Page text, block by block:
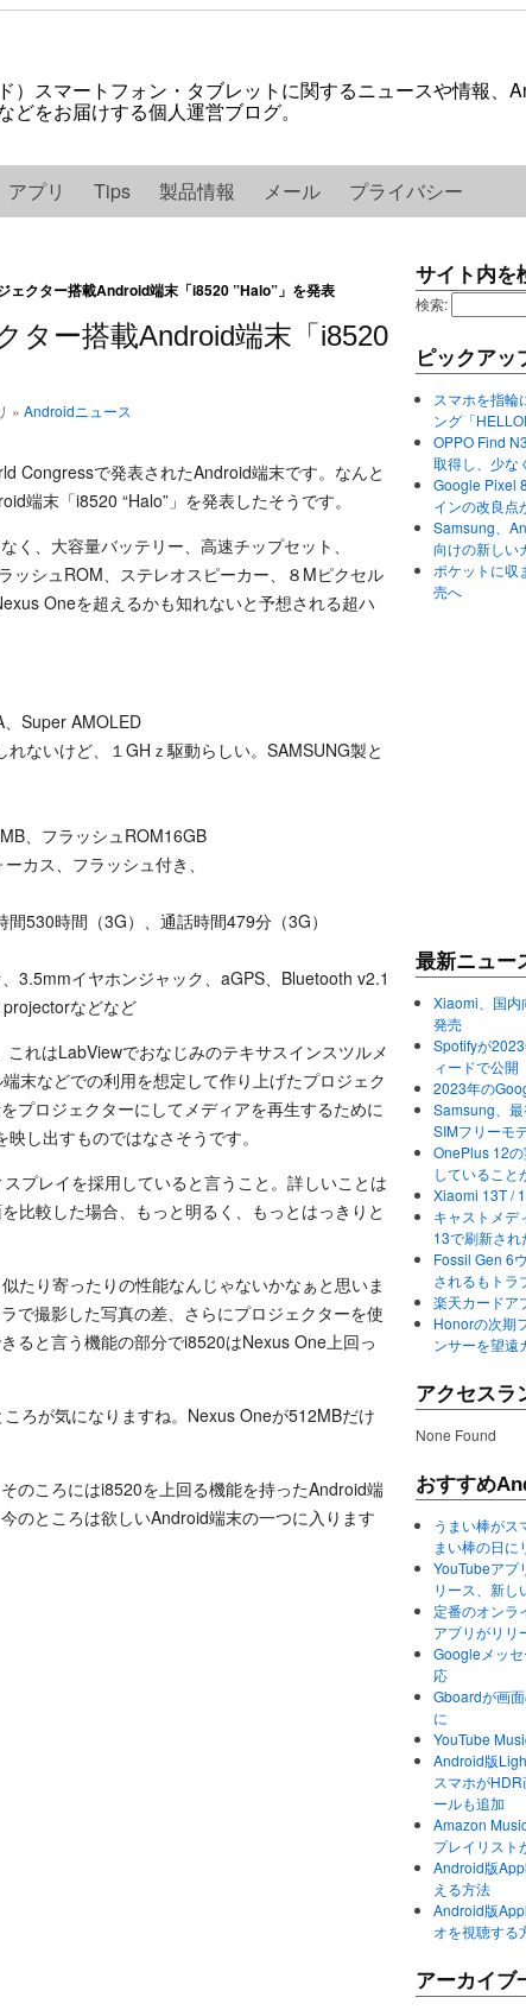
）スマートフォン・タブレットに関するニュースや情報、
をお届けする個人運営ブログ。
アプリ Tips 製品情報 メール プライバシー
ェクター搭載Android端末「i8520 ”Halo”」を発表
ター搭載Android端末「i8520
» Androidニュース
Congressで発表されたAndroid端末です。なんと
端末「i8520 “Halo”」を発表したそうです。
く、大容量バッテリー、高速チップセット、
ッシュROM、ステレオスピーカー、８Mピクセル
Oneを超えるかも知れないと予想される超ハ
Super AMOLED
ないけど、１GHｚ駆動らしい。SAMSUNG製と
、フラッシュROM16GB
カス、フラッシュ付き、
530時間（3G）、通話時間479分（3G）
3.5mmイヤホンジャック、aGPS、Bluetooth v2.1
などなど
れはLabViewでおなじみのテキサスインスツルメ
末などでの利用を想定して作り上げたプロジェク
プロジェクターにしてメディアを再生するために
し出すものではなさそうです。
プレイを採用していると言うこと。詳しいことは
比較した場合、もっと明るく、もっとはっきりと
たり寄ったりの性能なんじゃないかなぁと思いま
で撮影した写真の差、さらにプロジェクターを使
ると言う機能の部分でi8520はNexus One上回っ
ろが気になりますね。Nexus Oneが512MBだけ
のころにはi8520を上回る機能を持ったAndroid端
のところは欲しいAndroid端末の一つに入ります
サイト内を
検索:
ピックアッ
スマホを指輪
ング「
OPPO Find
取得し、少な
Google Pixel
インの改良点
Samsung、
向けの新しい
ポケットに収
売へ
最新ニュー
Xiaomi、国内
発売
Spotifyが
ィードで公開
2023年の
Samsung、
SIMフリーモ
OnePlus 12
していること
Xiaomi 13T /
キャストメデ
13で刷新さ
Fossil Gen 6
されるもトラ
楽天カードア
Honorの次期
ンサーを望遠
アクセスラ
None Found
おすすめ
うまい棒がス
まい棒の日に
YouTubeアプ
リース、新し
定番のオンラ
アプリがリリ
Googleメッ
応
Gboardが画
に
YouTube
Android版
スマホが
ールも追加
Amazon
プレイリスト
Android版
える方法
Android版
オを視聴する
アーカイブ